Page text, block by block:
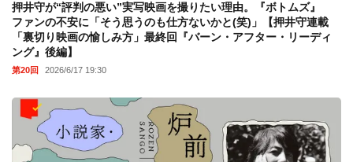
押井守が“評判の悪い”実写映画を撮りたい理由。『ボトムズ』
ファンの不安に「そう思うのも仕方ないかと(笑)」【押井守連載
「裏切り映画の愉しみ方」最終回『バーン・アフター・リーディ
ング』後編】
第20回 2026/6/17 19:30